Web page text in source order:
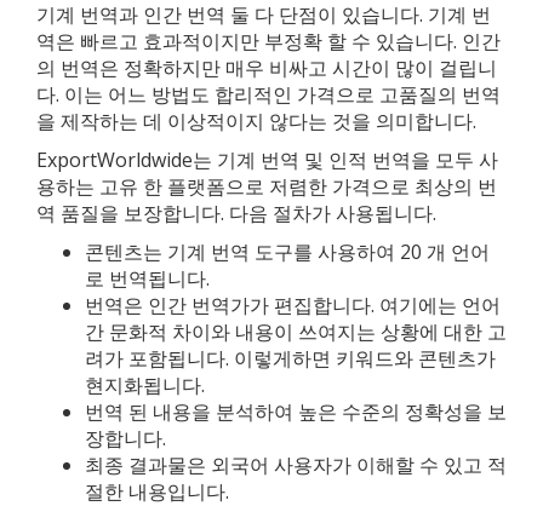
기계 번역과 인간 번역 둘 다 단점이 있습니다. 기계 번
역은 빠르고 효과적이지만 부정확 할 수 있습니다. 인간
의 번역은 정확하지만 매우 비싸고 시간이 많이 걸립니
다. 이는 어느 방법도 합리적인 가격으로 고품질의 번역
을 제작하는 데 이상적이지 않다는 것을 의미합니다.
ExportWorldwide는 기계 번역 및 인적 번역을 모두 사
용하는 고유 한 플랫폼으로 저렴한 가격으로 최상의 번
역 품질을 보장합니다. 다음 절차가 사용됩니다.
콘텐츠는 기계 번역 도구를 사용하여 20 개 언어
로 번역됩니다.
번역은 인간 번역가가 편집합니다. 여기에는 언어
간 문화적 차이와 내용이 쓰여지는 상황에 대한 고
려가 포함됩니다. 이렇게하면 키워드와 콘텐츠가
현지화됩니다.
번역 된 내용을 분석하여 높은 수준의 정확성을 보
장합니다.
최종 결과물은 외국어 사용자가 이해할 수 있고 적
절한 내용입니다.